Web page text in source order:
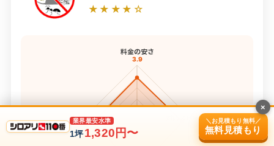
★★★★☆
料金の安さ
3.9
対応スピード
4.0
保証内容
3.8
業界最安水準
1坪 1,320円〜
＼お見積もり無料／
無料見積もり
×